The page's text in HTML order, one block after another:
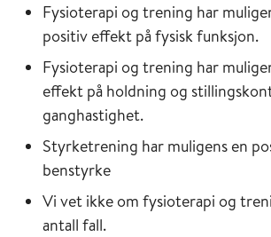
Fysioterapi og trening har
positiv effekt på fysisk funksjon.
Fysioterapi og trening har
effekt på holdning og
ganghastighet.
Styrketrening har muligens en
benstyrke
Vi vet ikke om fysioterapi og
antall fall.